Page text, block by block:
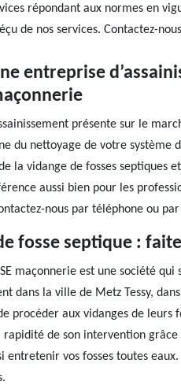
répondant aux normes en
de nos services. Contactez-
entreprise
présente sur le
du nettoyage de votre système
la vidange de fosses septiques
aussi bien pour les
nous par téléphone ou
fosse septique :
maçonnerie est une société
dans la ville de Metz Tessy,
procéder aux vidanges de leurs
rapidité de son intervention
entretenir vos fosses toutes